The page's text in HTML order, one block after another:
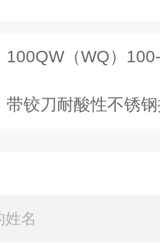
100QW（WQ）100-15-
带铰刀耐酸性不锈